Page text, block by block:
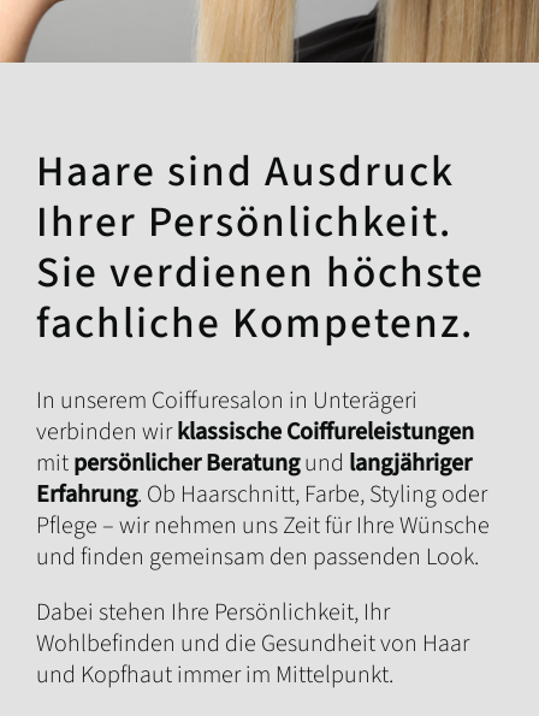
Haare sind Ausdruck
Ihrer Persönlichkeit.
Sie verdienen höchste
fachliche Kompetenz.
In unserem Coiffuresalon in Unterägeri
verbinden wirklassische Coiffureleistungen
mitpersönlicher Beratungund langjähriger
Erfahrung. Ob Haarschnitt, Farbe, Styling oder
Pflege – wir nehmen uns Zeit für Ihre Wünsche
und finden gemeinsam den passenden Look.
Dabei stehen Ihre Persönlichkeit, Ihr
Wohlbefinden und die Gesundheit von Haar
und Kopfhaut immer im Mittelpunkt.